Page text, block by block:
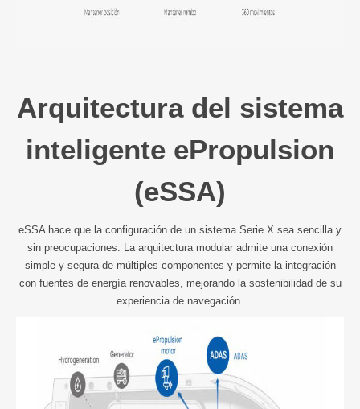
Arquitectura del sistema
inteligente ePropulsion
(eSSA)
eSSA hace que la configuración de un sistema Serie X sea sencilla y
sin preocupaciones. La arquitectura modular admite una conexión
simple y segura de múltiples componentes y permite la integración
con fuentes de energía renovables, mejorando la sostenibilidad de su
experiencia de navegación.